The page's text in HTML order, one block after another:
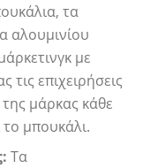
τα
αλουμινίου
με
τις επιχειρήσεις
μάρκας κάθε
μπουκάλι.
Τα